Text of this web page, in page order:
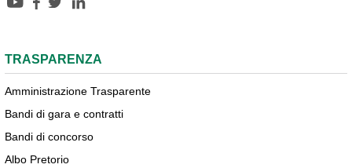
TRASPARENZA
Amministrazione Trasparente
Bandi di gara e contratti
Bandi di concorso
Albo Pretorio